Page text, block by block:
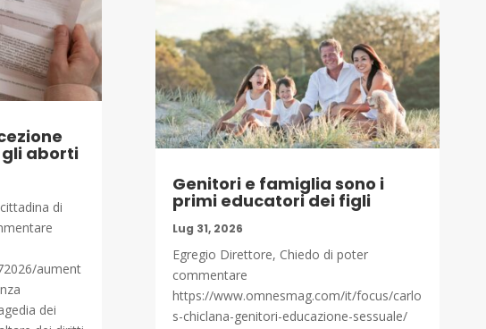
aborti
di
aument
dei
Genitori e famiglia sono i
primi educatori dei figli
Lug 31, 2026
Egregio Direttore, Chiedo di poter
commentare
https://www.omnesmag.com/it/focus/carlo
s-chiclana-genitori-educazione-sessuale/